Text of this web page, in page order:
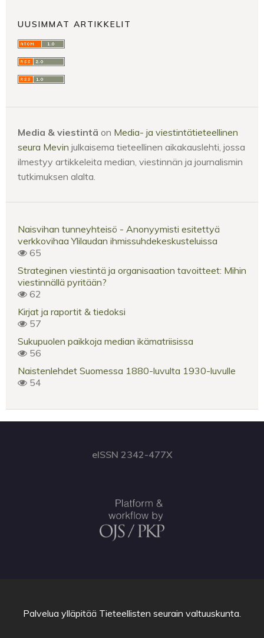
UUSIMMAT ARTIKKELIT
Media & viestintä on Media- ja viestintätieteellinen
seura Mevin julkaisema tieteellinen aikakauslehti, jossa
ilmestyy artikkeleita median, viestinnän ja journalismin
tutkimuksen alalta.
Naisvihan tunneyhteisö - Anonyymisti esitettyä
verkkovihaa Ylilaudan ihmissuhdekeskusteluissa
65
Strateginen viestintä ja organisaation tavoitteet: Mihin
viestinnällä pyritään?
62
Kirjat ja raportit & tiedoksi
57
Sukupuolen paikkoja median ikämatriisissa
56
Naistenlehdet Suomessa 1880-luvulta 1930-luvulle
54
eISSN 2342-477X
Palvelua ylläpitää Tieteellisten seurain valtuuskunta.